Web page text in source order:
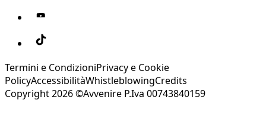
Termini e CondizioniPrivacy e Cookie
PolicyAccessibilitàWhistleblowingCredits
Copyright 2026 ©Avvenire P.Iva 00743840159